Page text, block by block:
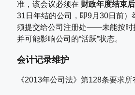
准，该会议必须在 财政年度结束
31日年结的公司，即9月30日前）
须提交给公司注册处——未能按时
并可能影响公司的“活跃”状态。
会计记录维护
《2013年公司法》第128条要求所